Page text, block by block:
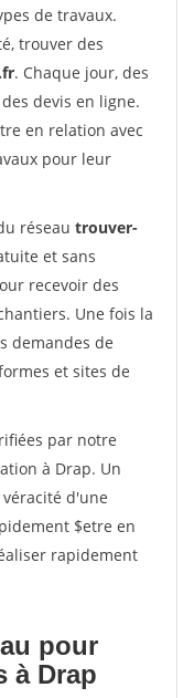
de travaux.
trouver des
. Chaque jour, des
devis en ligne.
en relation avec
pour leur
réseau trouver-
et sans
recevoir des
Une fois la
demandes de
et sites de
par notre
à Drap. Un
d'une
$etre en
rapidement
pour
à Drap